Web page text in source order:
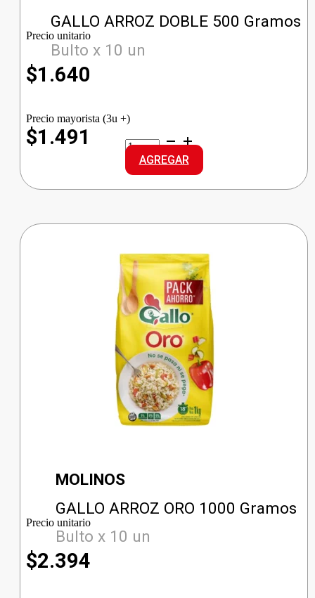
GALLO ARROZ DOBLE 500 Gramos
Bulto x 10 un
Precio unitario
$1.640
Precio mayorista (3u +)
$1.491
GALLO
ARROZ
DOBLE
cantidad
AGREGAR
MOLINOS
GALLO ARROZ ORO 1000 Gramos
Bulto x 10 un
Precio unitario
$2.394